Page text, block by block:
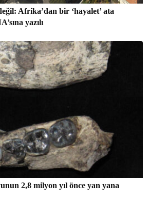
Afrika’dan bir ‘hayalet’ ata
yazılı
2,8 milyon yıl önce yan yana